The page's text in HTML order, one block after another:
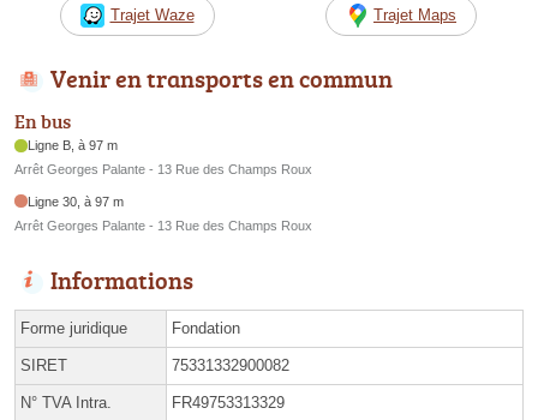
Trajet Waze Trajet Maps
Venir en transports en commun
En bus
Ligne B, à 97 m
Arrêt Georges Palante - 13 Rue des Champs Roux
Ligne 30, à 97 m
Arrêt Georges Palante - 13 Rue des Champs Roux
Informations
Forme juridique Fondation
SIRET 75331332900082
N° TVA Intra. FR49753313329